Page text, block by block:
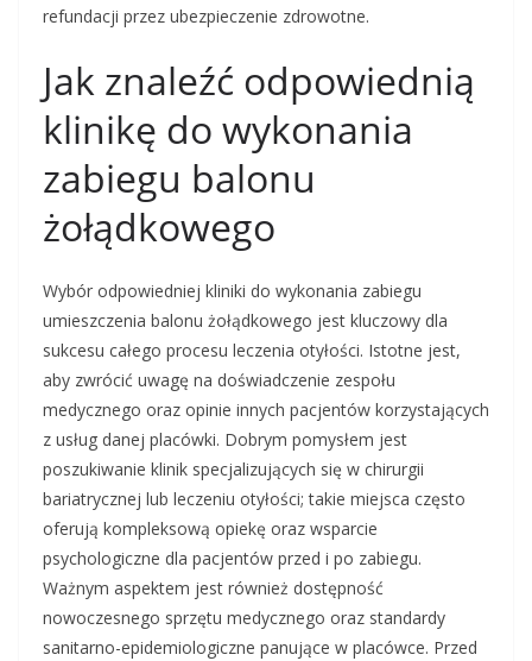
refundacji przez ubezpieczenie zdrowotne.
Jak znaleźć odpowiednią
klinikę do wykonania
zabiegu balonu
żołądkowego
Wybór odpowiedniej kliniki do wykonania zabiegu
umieszczenia balonu żołądkowego jest kluczowy dla
sukcesu całego procesu leczenia otyłości. Istotne jest,
aby zwrócić uwagę na doświadczenie zespołu
medycznego oraz opinie innych pacjentów korzystających
z usług danej placówki. Dobrym pomysłem jest
poszukiwanie klinik specjalizujących się w chirurgii
bariatrycznej lub leczeniu otyłości; takie miejsca często
oferują kompleksową opiekę oraz wsparcie
psychologiczne dla pacjentów przed i po zabiegu.
Ważnym aspektem jest również dostępność
nowoczesnego sprzętu medycznego oraz standardy
sanitarno-epidemiologiczne panujące w placówce. Przed